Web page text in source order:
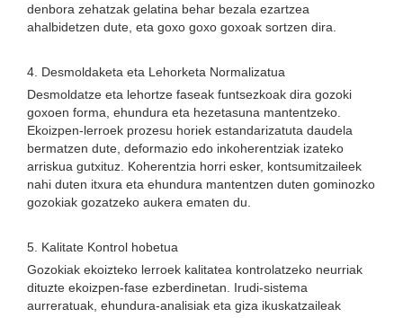
denbora zehatzak gelatina behar bezala ezartzea
ahalbidetzen dute, eta goxo goxo goxoak sortzen dira.
4. Desmoldaketa eta Lehorketa Normalizatua
Desmoldatze eta lehortze faseak funtsezkoak dira gozoki
goxoen forma, ehundura eta hezetasuna mantentzeko.
Ekoizpen-lerroek prozesu horiek estandarizatuta daudela
bermatzen dute, deformazio edo inkoherentziak izateko
arriskua gutxituz. Koherentzia horri esker, kontsumitzaileek
nahi duten itxura eta ehundura mantentzen duten gominozko
gozokiak gozatzeko aukera ematen du.
5. Kalitate Kontrol hobetua
Gozokiak ekoizteko lerroek kalitatea kontrolatzeko neurriak
dituzte ekoizpen-fase ezberdinetan. Irudi-sistema
aurreratuak, ehundura-analisiak eta giza ikuskatzaileak